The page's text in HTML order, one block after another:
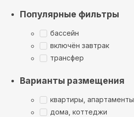
Популярные фильтры
бассейн
включён завтрак
трансфер
Варианты размещения
квартиры, апартаменты
дома, коттеджи